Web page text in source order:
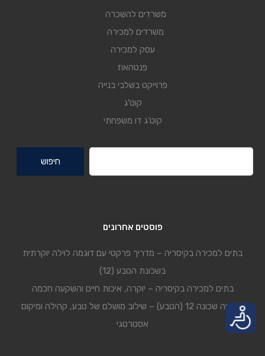
משרדים להשכרה
משרדים למכירה
עסק למכירה
פנטהאוז
פרוייקט בשלבי בנייה
קוט'ג
קוט'ג דו משפחתי
פוסטים אחרונים
בתים למכירה בקיסריה – מדריך פרקטי עם דוגמה לוילה יוקרתית
בשכונת הטבע (12)
בתים למכירה בקיסריה – יוקרה, איכות חיים והשקעה חכמה
קיסריה שכונה 12 (הטבע) – שילוב מושלם של טבע, קהילה ומיקום
אסטרטגי